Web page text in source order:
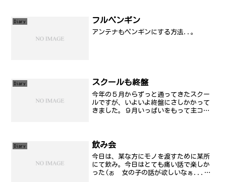
くて視力が変わってい...
Diary フルペンギン
アンテナもペンギンにする方法..。
Diary スクールも終盤
今年の５月からずっと通ってきたスクー
ルですが、いよいよ終盤にさしかかって
きました。９月いっぱいをもって主コー
と１回...
Diary 飲み会
今日は、某な方にモノを渡すために某所
にて飲み。今日はとても痛い話で楽しか
った(ぉ 女の子の話が欲しいなぁ...